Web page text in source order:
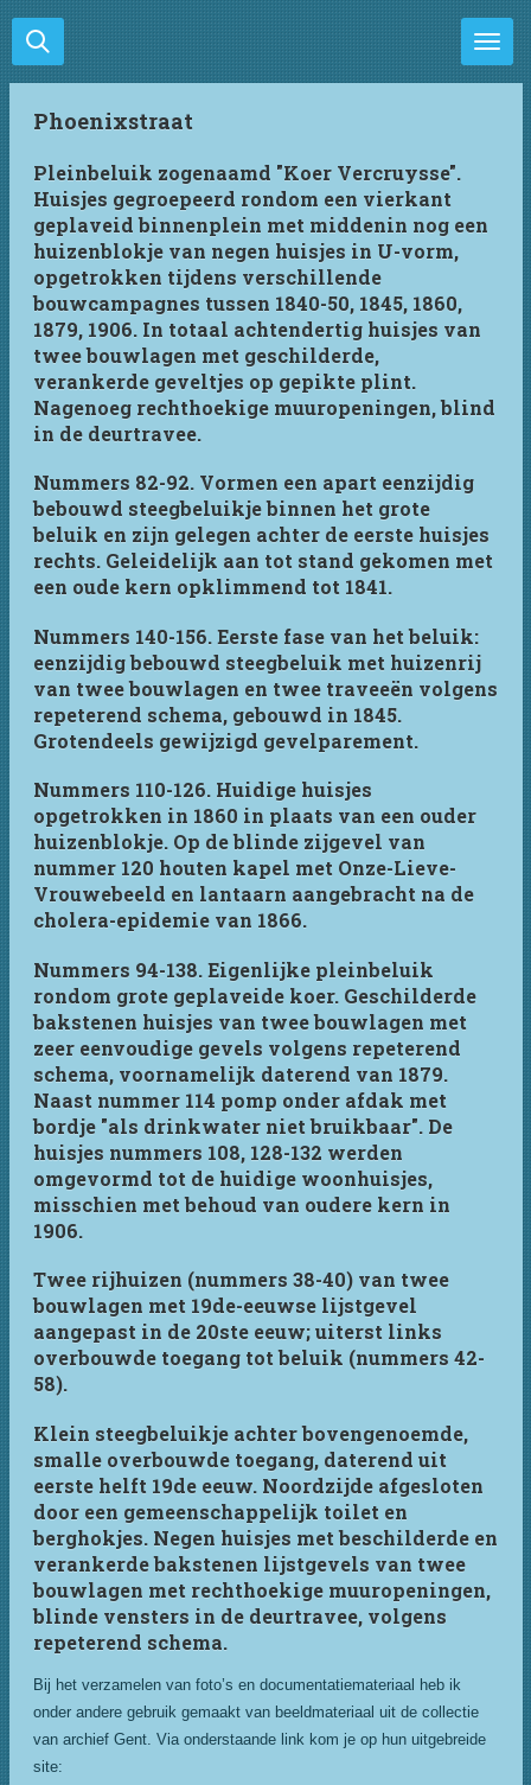
Ga
direct
naar
hoofdinhoud
Phoenixstraat
Pleinbeluik zogenaamd "Koer Vercruysse".
Huisjes gegroepeerd rondom een vierkant
geplaveid binnenplein met middenin nog een
huizenblokje van negen huisjes in U-vorm,
opgetrokken tijdens verschillende
bouwcampagnes tussen 1840-50, 1845, 1860,
1879, 1906. In totaal achtendertig huisjes van
twee bouwlagen met geschilderde,
verankerde geveltjes op gepikte plint.
Nagenoeg rechthoekige muuropeningen, blind
in de deurtravee.
Nummers 82-92. Vormen een apart eenzijdig
bebouwd steegbeluikje binnen het grote
beluik en zijn gelegen achter de eerste huisjes
rechts. Geleidelijk aan tot stand gekomen met
een oude kern opklimmend tot 1841.
Nummers 140-156. Eerste fase van het beluik:
eenzijdig bebouwd steegbeluik met huizenrij
van twee bouwlagen en twee traveeën volgens
repeterend schema, gebouwd in 1845.
Grotendeels gewijzigd gevelparement.
Nummers 110-126. Huidige huisjes
opgetrokken in 1860 in plaats van een ouder
huizenblokje. Op de blinde zijgevel van
nummer 120 houten kapel met Onze-Lieve-
Vrouwebeeld en lantaarn aangebracht na de
cholera-epidemie van 1866.
Nummers 94-138. Eigenlijke pleinbeluik
rondom grote geplaveide koer. Geschilderde
bakstenen huisjes van twee bouwlagen met
zeer eenvoudige gevels volgens repeterend
schema, voornamelijk daterend van 1879.
Naast nummer 114 pomp onder afdak met
bordje "als drinkwater niet bruikbaar". De
huisjes nummers 108, 128-132 werden
omgevormd tot de huidige woonhuisjes,
misschien met behoud van oudere kern in
1906.
Twee rijhuizen (nummers 38-40) van twee
bouwlagen met 19de-eeuwse lijstgevel
aangepast in de 20ste eeuw; uiterst links
overbouwde toegang tot beluik (nummers 42-
58).
Klein steegbeluikje achter bovengenoemde,
smalle overbouwde toegang, daterend uit
eerste helft 19de eeuw. Noordzijde afgesloten
door een gemeenschappelijk toilet en
berghokjes. Negen huisjes met beschilderde en
verankerde bakstenen lijstgevels van twee
bouwlagen met rechthoekige muuropeningen,
blinde vensters in de deurtravee, volgens
repeterend schema.
Bij het verzamelen van foto’s en documentatiemateriaal heb ik
onder andere gebruik gemaakt van beeldmateriaal uit de collectie
van archief Gent. Via onderstaande link kom je op hun uitgebreide
site: